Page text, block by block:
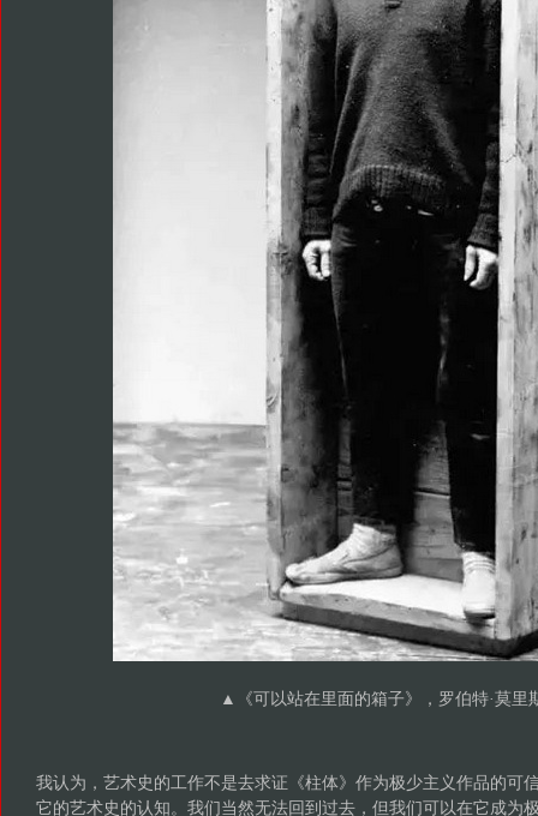
▲《可以站在里面的箱子》，罗伯特·莫里
我认为，艺术史的工作不是去求证《柱体》作为极少主义作品的可
它的艺术史的认知。我们当然无法回到过去，但我们可以在它成为